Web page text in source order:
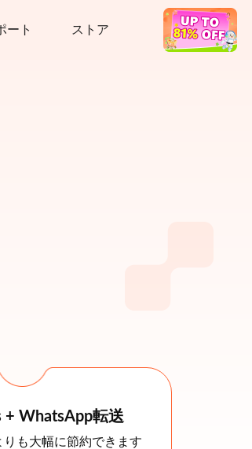
ート ストア
ホットディール
+ WhatsApp転送
りも大幅に節約できます